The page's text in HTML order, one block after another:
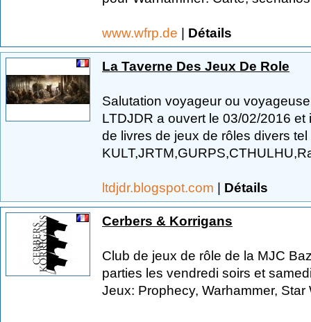
www.wfrp.de | Détails
La Taverne Des Jeux De Role
Salutation voyageur ou
LTDJDR a ouvert le 03/02/2016
de livres de jeux de rôles divers tel
ltdjdr.blogspot.com | Détails
Cerbers & Korrigans
Club de jeux de rôle de la MJC
parties les vendredi soirs et
Jeux: Prophecy, Warhammer,